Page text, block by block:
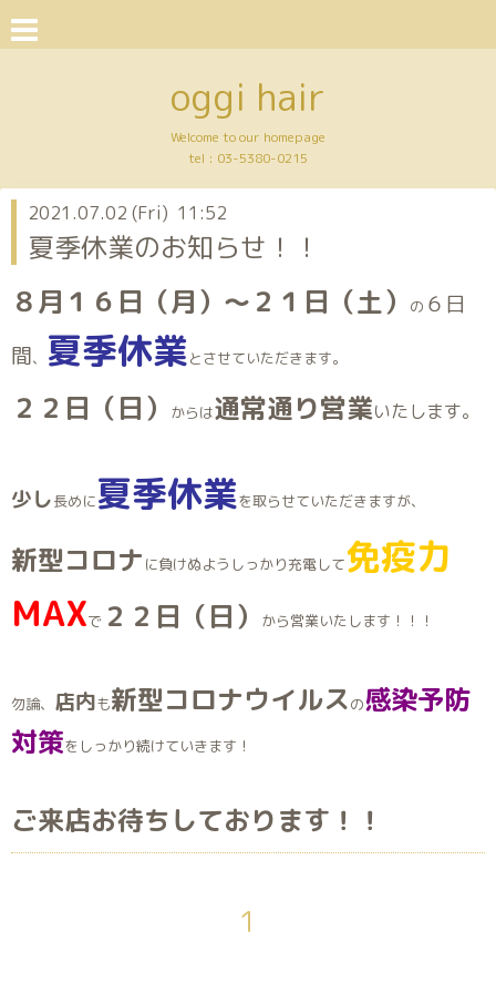
oggi hair
Welcome to our homepage
tel : 03-5380-0215
2021.07.02 (Fri) 11:52
夏季休業のお知らせ！！
８月１６日（月）～２１日（土）
の ６日
間、 夏季休業とさせていただきます。
２２日（日） からは通常通り営業いたします。
少し長めに夏季休業を取らせていただきますが、
新型コロナ に負けぬようしっかり充電して免疫力
MAXで ２２日（日） から営業いたします！！！
勿論、 店内も新型コロナウイルスの感染予防
対策をしっかり続けていきます！
ご来店お待ちしております！！
1